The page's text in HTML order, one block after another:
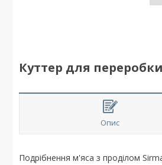
Куттер для
Опис
Подрібнення м'яса з проділом